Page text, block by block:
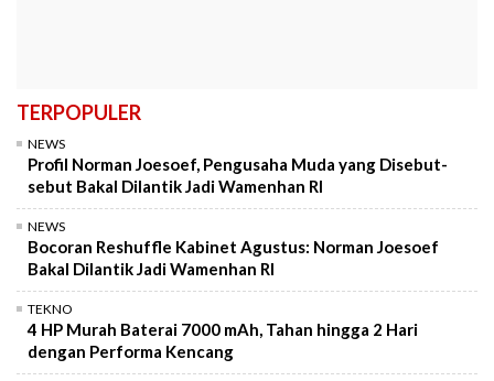
TERPOPULER
NEWS
Profil Norman Joesoef, Pengusaha Muda yang Disebut-
sebut Bakal Dilantik Jadi Wamenhan RI
NEWS
Bocoran Reshuffle Kabinet Agustus: Norman Joesoef
Bakal Dilantik Jadi Wamenhan RI
TEKNO
4 HP Murah Baterai 7000 mAh, Tahan hingga 2 Hari
dengan Performa Kencang